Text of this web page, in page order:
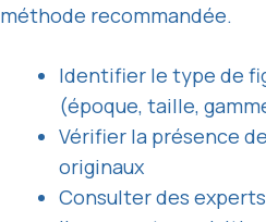
méthode recommandée.
Identifier le type de
(époque, taille,
Vérifier la présence
originaux
Consulter des